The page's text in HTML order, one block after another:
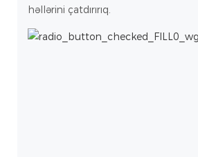
həllərini çatdırırıq.